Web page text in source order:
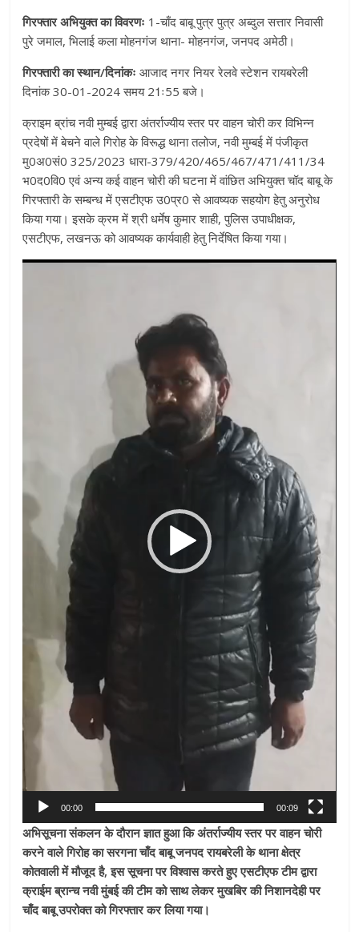
गिरफ्तार अभियुक्त का विवरणः 1-चाँद बाबू पुत्र पुत्र अब्दुल सत्तार निवासी
पुरे जमाल, भिलाई कला मोहनगंज थाना- मोहनगंज, जनपद अमेठी।
गिरफ्तारी का स्थान/दिनांकः आजाद नगर नियर रेलवे स्टेशन रायबरेली
दिनांक 30-01-2024 समय 21ः55 बजे।
क्राइम ब्रांच नवी मुम्बई द्वारा अंतर्राज्यीय स्तर पर वाहन चोरी कर विभिन्न
प्रदेषों में बेचने वाले गिरोह के विरूद्ध थाना तलोज, नवी मुम्बई में पंजीकृत
मु0अ0सं0 325/2023 धारा-379/420/465/467/471/411/34
भ0द0वि0 एवं अन्य कई वाहन चोरी की घटना में वांछित अभियुक्त चॉद बाबू के
गिरफ्तारी के सम्बन्ध में एसटीएफ उ0प्र0 से आवष्यक सहयोग हेतु अनुरोध
किया गया। इसके क्रम में श्री धर्मेष कुमार शाही, पुलिस उपाधीक्षक,
एसटीएफ, लखनऊ को आवष्यक कार्यवाही हेतु निर्देषित किया गया।
Video
00:00 00:09
अभिसूचना संकलन के दौरान ज्ञात हुआ कि अंतर्राज्यीय स्तर पर वाहन चोरी
करने वाले गिरोह का सरगना चाँद बाबू जनपद रायबरेली के थाना क्षेत्र
कोतवाली में मौजूद है, इस सूचना पर विश्वास करते हुए एसटीएफ टीम द्वारा
क्राईम ब्रान्च नवी मुंबई की टीम को साथ लेकर मुखबिर की निशानदेही पर
चाँद बाबू उपरोक्त को गिरफ्तार कर लिया गया।